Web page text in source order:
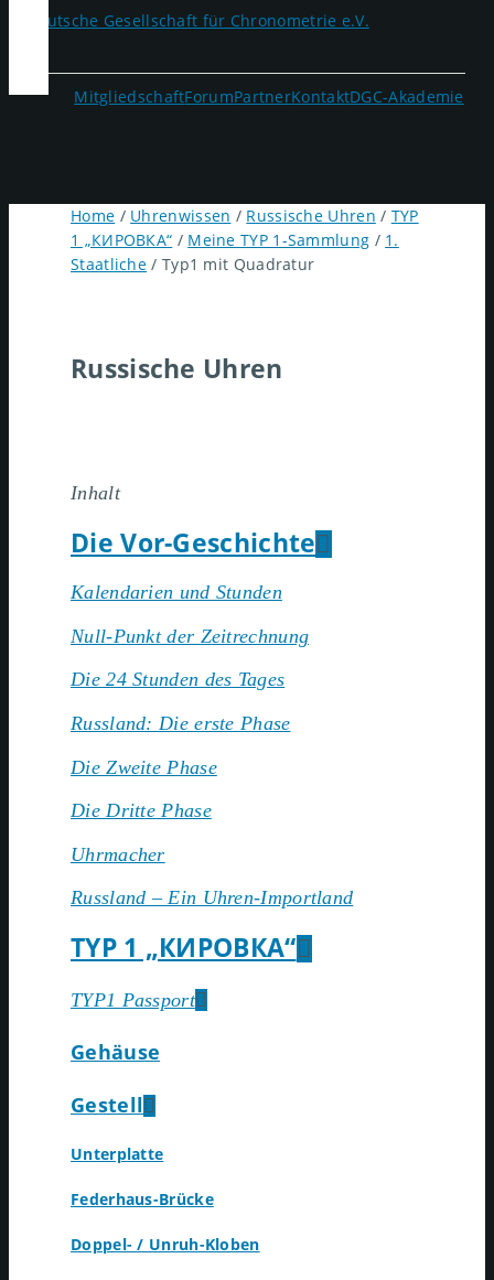
MitgliedschaftForumPartnerKontaktDGC-Akademie
Home / Uhrenwissen / Russische Uhren / TYP
1 „КИРОВКА“ / Meine TYP 1-Sammlung / 1.
Staatliche / Typ1 mit Quadratur
Russische Uhren
Inhalt
Die Vor-Geschichte
Kalendarien und Stunden
Null-Punkt der Zeitrechnung
Die 24 Stunden des Tages
Russland: Die erste Phase
Die Zweite Phase
Die Dritte Phase
Uhrmacher
Russland – Ein Uhren-Importland
TYP 1 „КИРОВКА“
TYP1 Passport
Gehäuse
Gestell
Unterplatte
Federhaus-Brücke
Doppel- / Unruh-Kloben